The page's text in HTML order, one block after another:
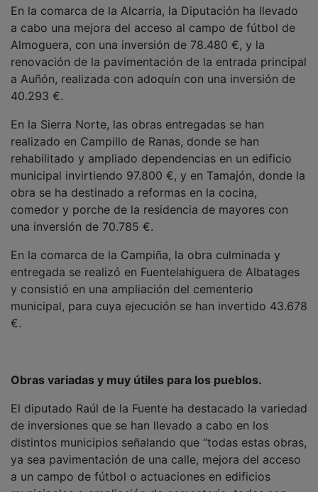
a cabo una mejora del acceso al campo de fútbol de
Almoguera, con una inversión de 78.480 €, y la
renovación de la pavimentación de la entrada principal
a Auñón, realizada con adoquín con una inversión de
40.293 €.
realizado en Campillo de Ranas, donde se han
rehabilitado y ampliado dependencias en un edificio
municipal invirtiendo 97.800 €, y en Tamajón, donde la
obra se ha destinado a reformas en la cocina,
comedor y porche de la residencia de mayores con
una inversión de 70.785 €.
entregada se realizó en Fuentelahiguera de Albatages
y consistió en una ampliación del cementerio
municipal, para cuya ejecución se han invertido 43.678
€.
de inversiones que se han llevado a cabo en los
distintos municipios señalando que “todas estas obras,
ya sea pavimentación de una calle, mejora del acceso
a un campo de fútbol o actuaciones en edificios
municipales o ampliación de cementerio, todas son